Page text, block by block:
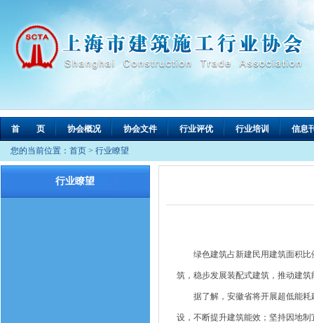
首 页 协会概况 协会文件 行业评优 行业培训 信息
您的当前位置： 首页 > 行业瞭望
行业瞭望
绿色建筑占新建民用建筑面积比
筑，稳步发展装配式建筑，推动建
据了解，安徽省将开展超低能耗
设，不断提升建筑能效；坚持因地